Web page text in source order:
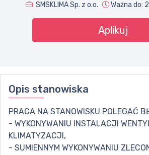
SMSKLIMA Sp. z o.o. Ważna do:
Aplikuj
Opis stanowiska
PRACA NA STANOWISKU POLEGAĆ
- WYKONYWANIU INSTALACJI
KLIMATYZACJI,
- SUMIENNYM WYKONYWANIU